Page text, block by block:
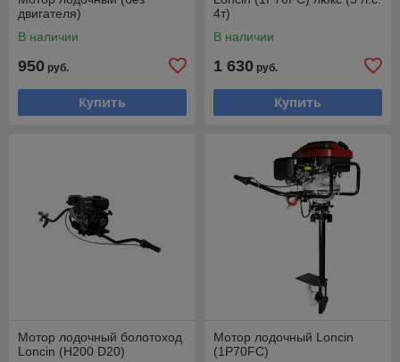
двигателя)
В наличии
950 руб.
Купить
4т)
В наличии
1 630 руб.
Купить
Мотор лодочный болотоход
Loncin (H200 D20)
Мотор лодочный Loncin
(1P70FC)